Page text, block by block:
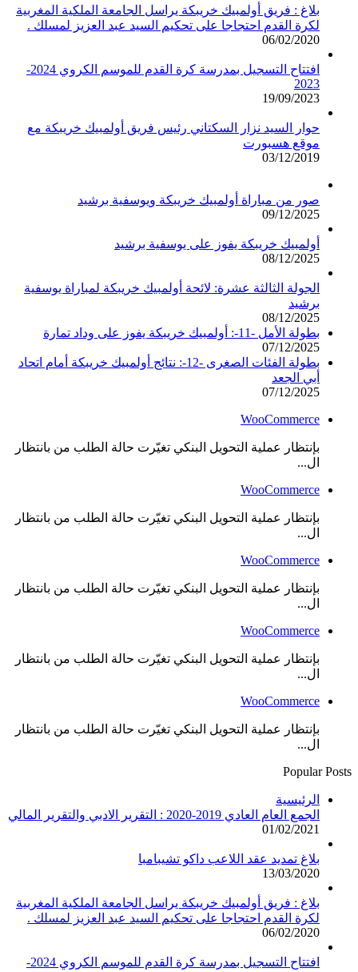
بلاغ : فريق أولمبيك خريبكة يراسل الجامعة الملكية المغربية
لكرة القدم احتجاجا على تحكيم السيد عبد العزيز لمسلك .
06/02/2020
افتتاح التسجيل بمدرسة كرة القدم للموسم الكروي 2024-
2023
19/09/2023
حوار السيد نزار السكتاني رئيس فريق أولمبيك خريبكة مع
موقع هسبورت
03/12/2019
صور من مباراة أولمبيك خريبكة ويوسفية برشيد
09/12/2025
أولمبيك خريبكة يفوز على يوسفية برشيد
08/12/2025
الجولة الثالثة عشرة: لائحة أولمبيك خريبكة لمباراة يوسفية
برشيد
08/12/2025
بطولة الأمل -11-: أولمبيك خريبكة يفوز على وداد تمارة
07/12/2025
بطولة الفئات الصغرى -12-: نتائج أولمبيك خريبكة أمام اتحاد
أبي الجعد
07/12/2025
WooCommerce
بإنتظار عملية التحويل البنكي تغيّرت حالة الطلب من بانتظار
ال...
WooCommerce
بإنتظار عملية التحويل البنكي تغيّرت حالة الطلب من بانتظار
ال...
WooCommerce
بإنتظار عملية التحويل البنكي تغيّرت حالة الطلب من بانتظار
ال...
WooCommerce
بإنتظار عملية التحويل البنكي تغيّرت حالة الطلب من بانتظار
ال...
WooCommerce
بإنتظار عملية التحويل البنكي تغيّرت حالة الطلب من بانتظار
ال...
Popular Posts
الرئيسية
الجمع العام العادي 2019-2020 : التقرير الادبي والتقرير المالي
01/02/2021
بلاغ تمديد عقد اللاعب داكو تشيبامبا
13/03/2020
بلاغ : فريق أولمبيك خريبكة يراسل الجامعة الملكية المغربية
لكرة القدم احتجاجا على تحكيم السيد عبد العزيز لمسلك .
06/02/2020
افتتاح التسجيل بمدرسة كرة القدم للموسم الكروي 2024-